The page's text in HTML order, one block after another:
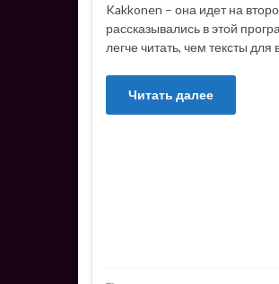
Kakkonen – она идет на
рассказывались в этой
легче читать, чем тексты
Читать далее